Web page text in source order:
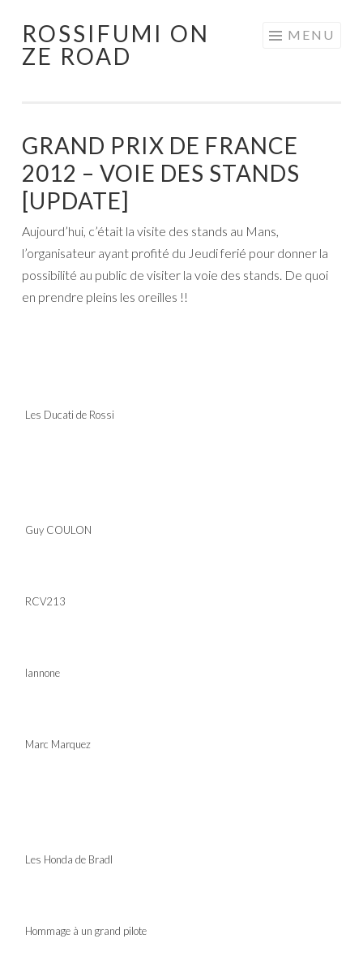
Aller
au
ROSSIFUMI ON
ZE ROAD
MENU
GRAND PRIX DE FRANCE
2012 – VOIE DES STANDS
[UPDATE]
Aujourd’hui, c’était la visite des stands au Mans,
l’organisateur ayant profité du Jeudi ferié pour donner la
possibilité au public de visiter la voie des stands. De quoi
en prendre pleins les oreilles !!
Les Ducati de Rossi
Guy COULON
RCV213
Iannone
Marc Marquez
Les Honda de Bradl
Hommage à un grand pilote